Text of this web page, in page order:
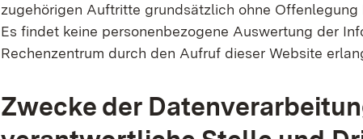
zugehörigen Auftritte grundsätzlich ohne Offenlegung
Es findet keine personenbezogene Auswertung der
Rechenzentrum durch den Aufruf dieser Website
Zwecke der